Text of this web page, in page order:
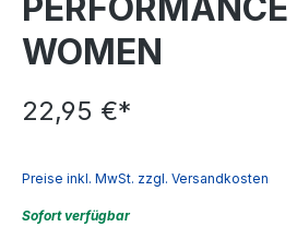
WOMEN
22,95 €*
Preise inkl. MwSt. zzgl. Versandkosten
Sofort verfügbar